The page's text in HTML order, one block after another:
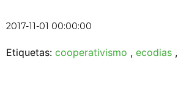
2017-11-01 00:00:00
Etiquetas: cooperativismo , ecodias ,